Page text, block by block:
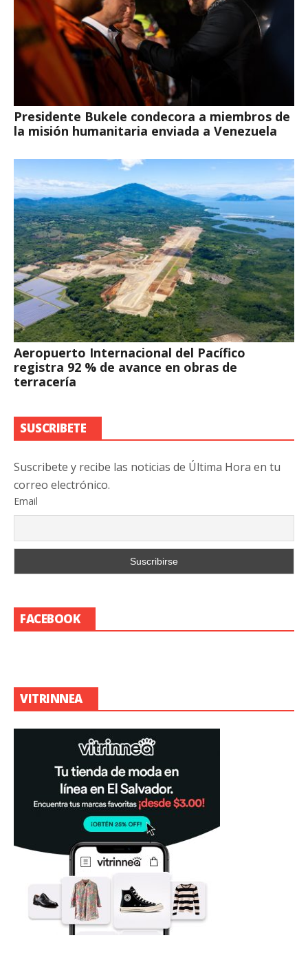
Presidente Bukele condecora a miembros de
la misión humanitaria enviada a Venezuela
Aeropuerto Internacional del Pacífico
registra 92 % de avance en obras de
terracería
SUSCRIBETE
Suscribete y recibe las noticias de Última Hora en tu
correo electrónico.
Email
FACEBOOK
VITRINNEA